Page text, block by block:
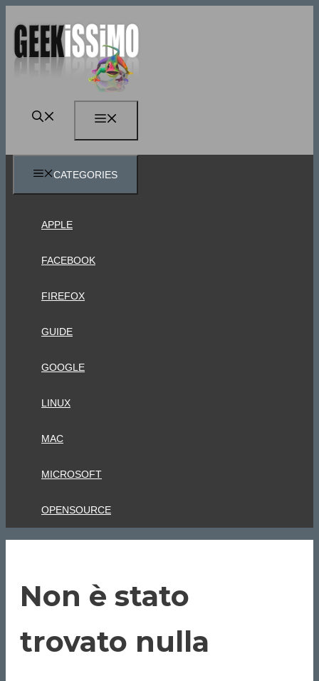
contenuto
CATEGORIES
APPLE
FACEBOOK
FIREFOX
GUIDE
GOOGLE
LINUX
MAC
MICROSOFT
OPENSOURCE
Non è stato
trovato nulla